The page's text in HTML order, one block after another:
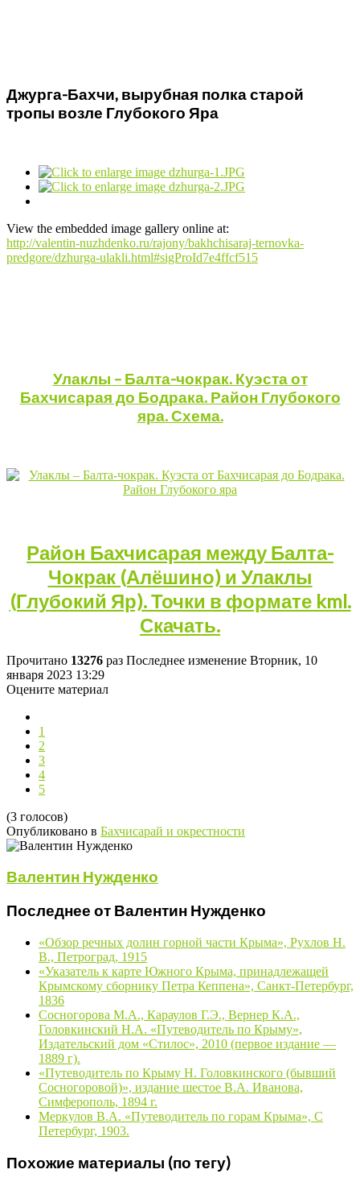
Джурга-Бахчи, вырубная полка старой
тропы возле Глубокого Яра
View the embedded image gallery online at:
http://valentin-nuzhdenko.ru/rajony/bakhchisaraj-ternovka-
predgore/dzhurga-ulakli.html#sigProId7e4ffcf515
Улаклы – Балта-чокрак. Куэста от
Бахчисарая до Бодрака. Район Глубокого
яра. Схема.
Район Бахчисарая между Балта-
Чокрак (Алёшино) и Улаклы
(Глубокий Яр). Точки в формате kml.
Скачать.
Прочитано 13276 раз Последнее изменение Вторник, 10
января 2023 13:29
Оцените материал
1
2
3
4
5
(3 голосов)
Опубликовано в Бахчисарай и окрестности
Валентин Нужденко
Последнее от Валентин Нужденко
«Обзор речных долин горной части Крыма», Рухлов Н.
В., Петроград, 1915
«Указатель к карте Южного Крыма, принадлежащей
Крымскому сборнику Петра Кеппена», Санкт-Петербург,
1836
Сосногорова М.А., Караулов Г.Э., Вернер К.А.,
Головкинский Н.А. «Путеводитель по Крыму»,
Издательский дом «Стилос», 2010 (первое издание —
1889 г).
«Путеводитель по Крыму Н. Головкинского (бывший
Сосногоровой)», издание шестое В.А. Иванова,
Симферополь, 1894 г.
Меркулов В.А. «Путеводитель по горам Крыма», С
Петербург, 1903.
Похожие материалы (по тегу)